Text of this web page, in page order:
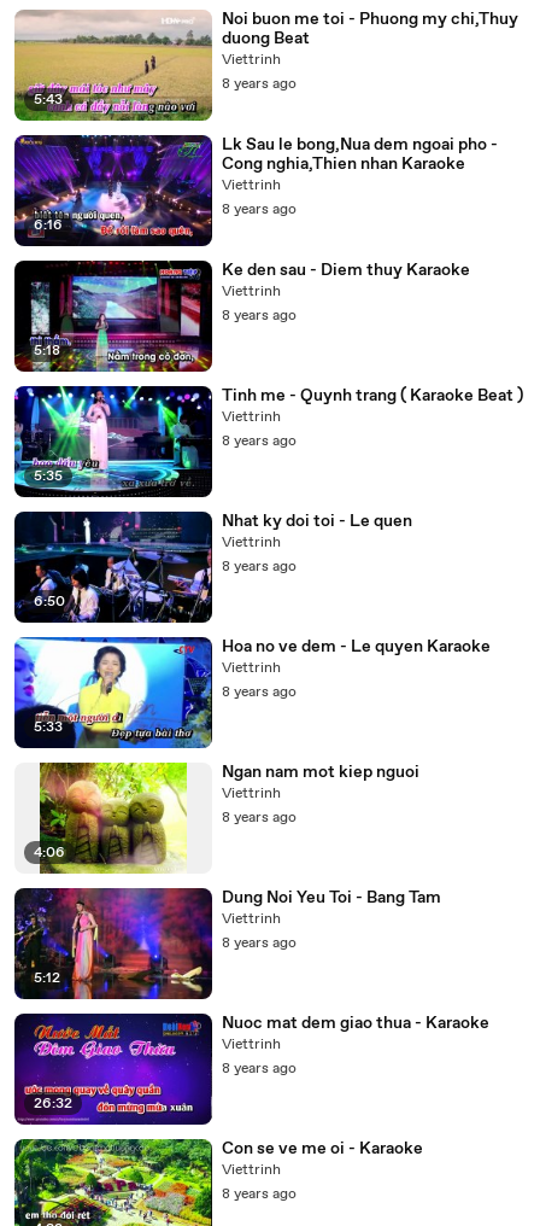
5:43
Noi buon me toi - Phuong my chi,Thuy
duong Beat
Viettrinh
8 years ago
6:16
Lk Sau le bong,Nua dem ngoai pho -
Cong nghia,Thien nhan Karaoke
Viettrinh
8 years ago
5:18
Ke den sau - Diem thuy Karaoke
Viettrinh
8 years ago
5:35
Tinh me - Quynh trang ( Karaoke Beat )
Viettrinh
8 years ago
6:50
Nhat ky doi toi - Le quen
Viettrinh
8 years ago
5:33
Hoa no ve dem - Le quyen Karaoke
Viettrinh
8 years ago
4:06
Ngan nam mot kiep nguoi
Viettrinh
8 years ago
5:12
Dung Noi Yeu Toi - Bang Tam
Viettrinh
8 years ago
26:32
Nuoc mat dem giao thua - Karaoke
Viettrinh
8 years ago
Con se ve me oi - Karaoke
Viettrinh
8 years ago